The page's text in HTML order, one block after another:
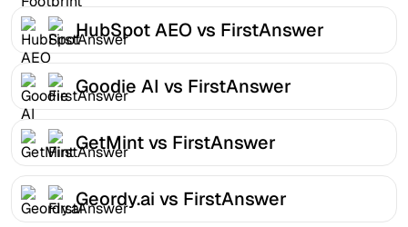
HubSpot AEO vs FirstAnswer
Goodie AI vs FirstAnswer
GetMint vs FirstAnswer
Geordy.ai vs FirstAnswer